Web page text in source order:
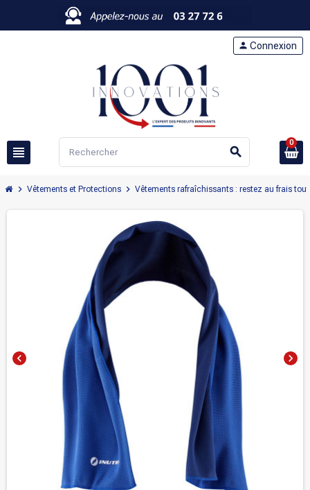
view_headline search
person Connexion
0
chevron_right Vêtements et Protections chevron_right Vêtements rafraîchissants : restez au frais
chevron_left chevron_right